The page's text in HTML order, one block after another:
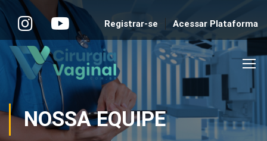
Registrar-se Acessar Plataforma
NOSSA EQUIPE